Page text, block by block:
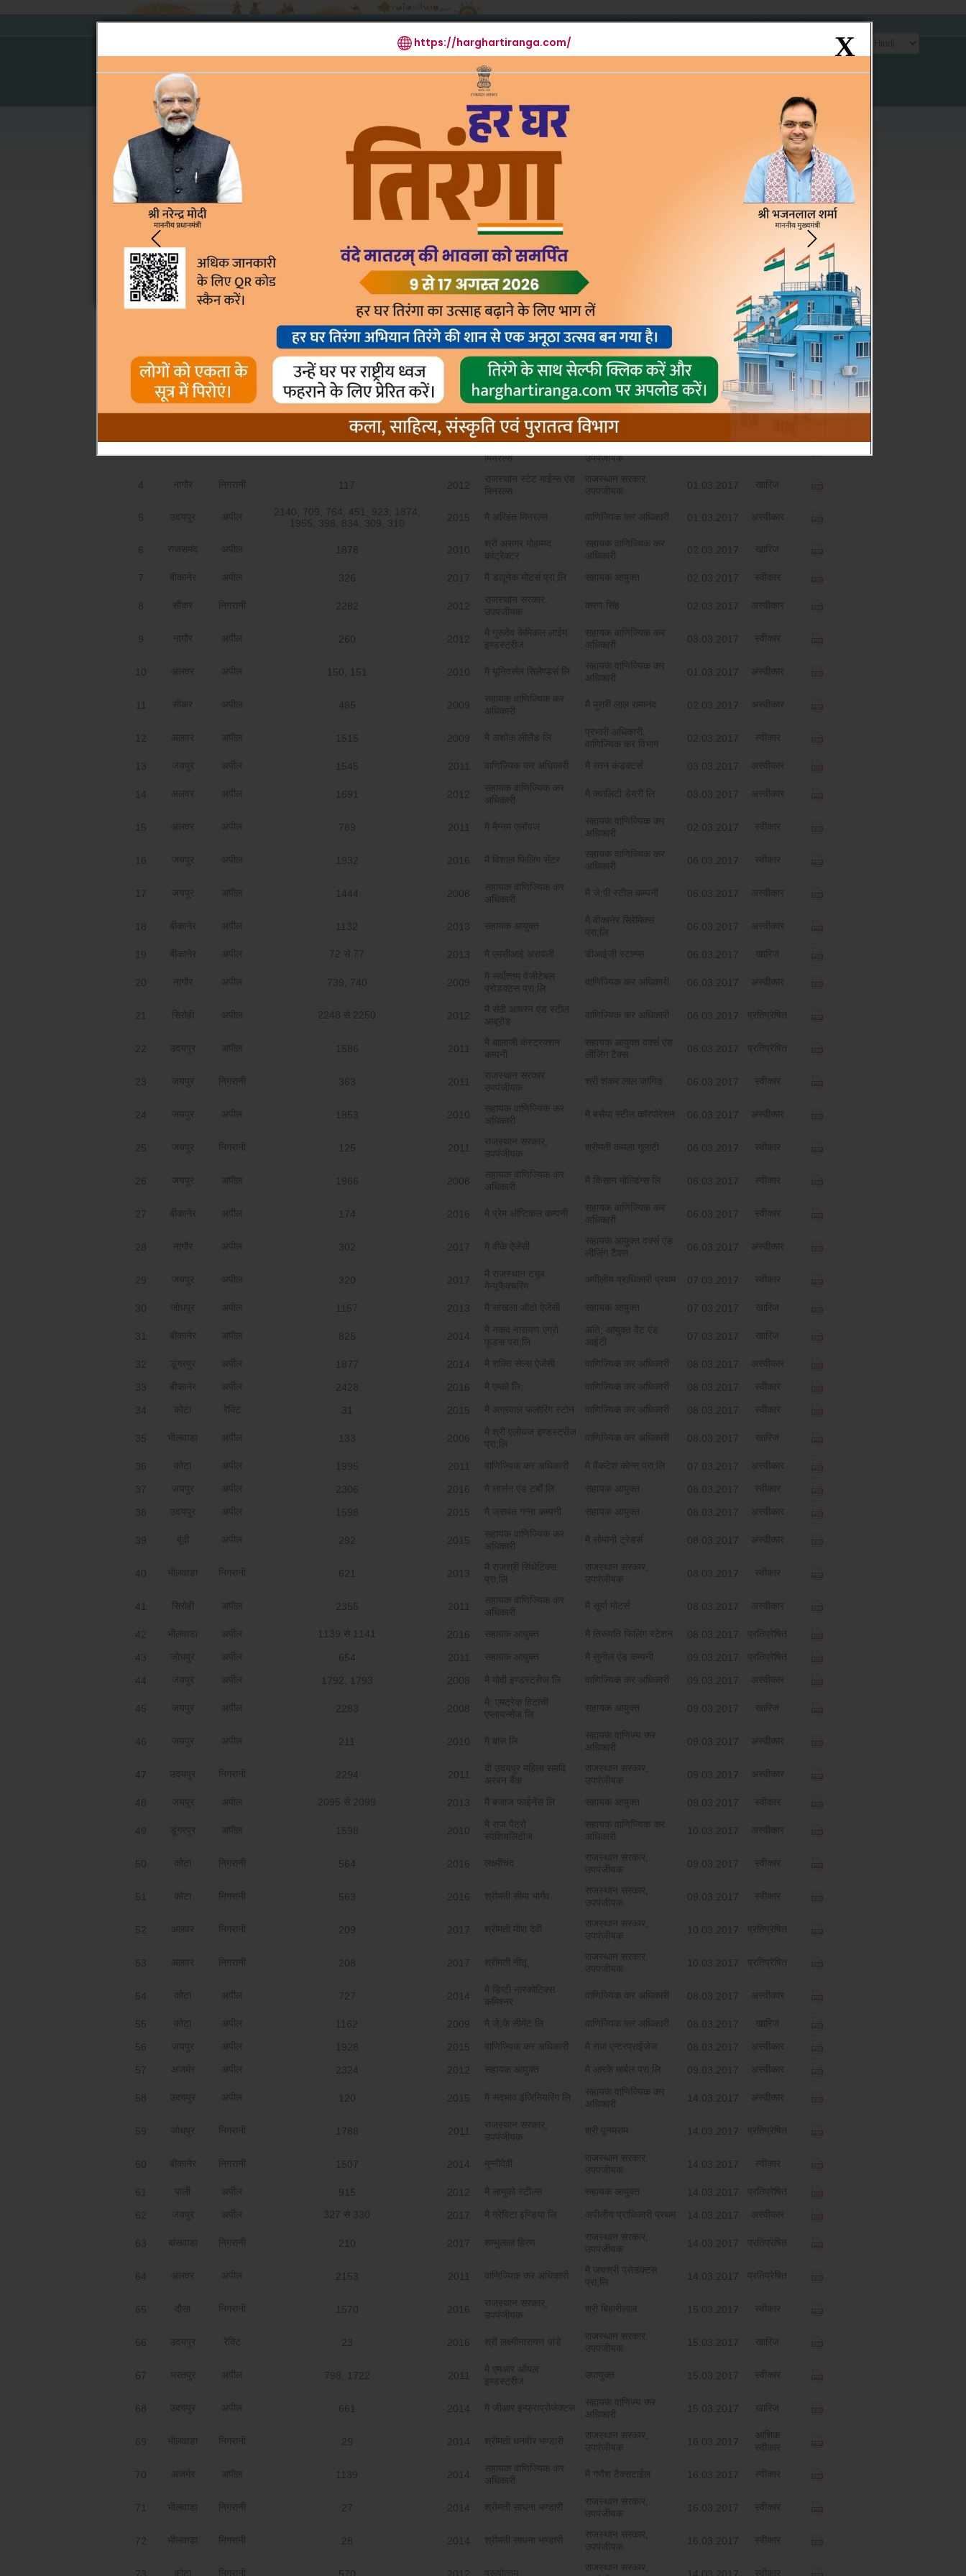
मुखपृष्ठ आर.टी.आई. साइटमैप एफ.ए.क्यू. प्रतिपुष्टि संपर्क
About Board
Judgments Operation
Annual Report Acts/Rules Directory
Home› Pre-Judgments›
क्र.सं जिला
वाद का
प्रकार
अपील सं. वर्ष अपीलार्थी प्रत्यार्थी
निर्णय
दिनांक
निर्णय डाउनलोड
1 अजमेर अपील 1515 2015 मै एस;एस मार्बल्‍स सप्‍लायर्स उपायुक्‍त 01.03.2017 खारिज
1516 2015 मै एस;एस मार्बल्‍स सप्‍लायर्स उपायुक्‍त
राजस्‍थान स्‍टेट माईन्‍स एंड
मिनरल्‍स
राजस्‍थान सरकार,
उपपंजीयक
4 नागौर निगरानी 117 2012
राजस्‍थान स्‍टेट माईन्‍स एंड
मिनरल्‍स
राजस्‍थान सरकार,
उपपंजीयक
01.03.2017 खारिज
5 उदयपुर अपील
2140, 709, 764, 451, 923, 1874,
1955, 398, 834, 309, 310
2015 मै अरिहंत मिनरल्‍स वाणिज्यिक कर अधिकारी 01.03.2017 अस्वीकार
6 राजसमंद अपील 1878 2010
श्री असगर मोहम्‍मद
कांट्रेक्‍टर
सहायक वाणिज्यिक कर
अधिकारी
02.03.2017 खारिज
7 बीकानेर अपील 326 2017 मै डद्यूनेक मोटर्स प्रा;लि सहायक आयुक्‍त 02.03.2017 स्‍वीकार
8 सीकर निगरानी 2282 2012
राजस्‍थान सरकार,
उपपंजीयक
करण सिंह 02.03.2017 अस्‍वीकार
9 नागौर अपील 260 2012
मै गुरूदेव केमिकल लाईम
इण्‍डस्‍ट्रीज
सहायक वाणिज्यिक कर
अधिकारी
03.03.2017 स्‍वीकार
10 अलवर अपील 150, 151 2010 मै यूनिवर्सल सिलेण्‍डर्स लि
सहायक वाणिज्यिक कर
अधिकारी
01.03.2017 अस्‍वीकार
सीकर अपील 485 2009
सहायक वाणिज्यिक कर
अधिकारी
मै मुरारी लाल रामानंद 02.03.2017 अस्‍वीकार
12 अलवर अपील 1515 2009 मै अशोक लीलैंड लि
प्रभारी अधिकारी,
वाणिज्यिक कर विभाग
02.03.2017 स्‍वीकार
13 जयपुर अपील 1545 2011 वाणिज्यिक कर अधिकारी मै रतन कंडक्‍टर्स 03.03.2017 अस्‍वीकार
14 अलवर अपील 1691 2012
सहायक वाणिज्यिक कर
अधिकारी
मै क्‍वालिटी डेयरी लि 03.03.2017 अस्‍वीकार
15 अलवर अपील 789 2011 मै मैग्‍नम एलॉयज
सहायक वाणिज्यिक कर
अधिकारी
02.03.2017 स्‍वीकार
16 जयपुर अपील 1932 2016 मै विशाल फिलिंग सेंटर
सहायक वाणिज्यिक कर
अधिकारी
06.03.2017 स्‍वीकार
17 जयपुर अपील 1444 2008
सहायक वाणिज्यिक कर
अधिकारी
मै जे;पी स्‍टील कम्‍पनी 06.03.2017 अस्‍वीकार
18 बीकानेर अपील 1132 2013 सहायक आयुक्‍त
मै बीकानेर सिरेमिक्‍स
प्रा;लि
06.03.2017 अस्‍वीकार
19 बीकानेर अपील 72 से 77 2013 मै एमसीआई अरावली डीआईजी स्‍टाम्‍प्‍स 06.03.2017 खारिज
20 नागौर अपील 739, 740 2009
मै सर्वोत्‍तम वेजीटेबल
प्रोडक्‍टस प्रा;लि
वाणिज्यिक कर अधिकारी 06.03.2017 अस्‍वीकार
21 सिरोही अपील 2248 से 2250 2012
मै सेठी आयरन एंड स्‍टील
आबूरोड
वाणिज्यिक कर अधिकारी 06.03.2017 प्रतिप्रेषित
22 उदयपुर अपील 1586 2011
मै बालाजी कंस्‍ट्रक्‍शन
कम्‍पनी
सहायक आयुक्‍त वर्क्‍स एंड
लीजिंग टैक्‍स
06.03.2017 प्रतिप्रेषित
23 जयपुर निगरानी 363 2011
राजस्‍थान सरकार
उपपंजीयक
श्री शंकर लाल जांगिड 06.03.2017 स्‍वीकार
24 जयपुर अपील 1853 2010
सहायक वाणिज्यिक कर
अधिकारी
मै बसैया स्‍टील कॉरपोरेशन 06.03.2017 अस्‍वीकार
25 जयपुर निगरानी 125 2011
राजस्‍थान सरकार,
उपपंजीयक
श्रीमती कमला गुलाटी 06.03.2017 स्‍वीकार
26 जयपुर अपील 1966 2008
सहायक वाणिज्यिक कर
अधिकारी
मै किसान मोल्डिंग्‍स लि 06.03.2017 स्‍वीकार
27 बीकानेर अपील 174 2016 मै प्रेम ऑप्टिकल कम्‍पनी
सहायक वाणिज्यिक कर
अधिकारी
06.03.2017 स्‍वीकार
28 नागौर अपील 302 2017 मै वीके ऐजेंसी
सहायक आयुक्‍त वर्क्‍स एंड
लीजिंग टैक्‍स
06.03.2017 अस्‍वीकार
29 जयपुर अपील 320 2017
मै राजस्‍थान टयूब
मैन्‍यूफैक्‍चरिंग
अपीलीय प्राधिकारी प्रथम 07.03.2017 स्‍वीकार
30 जोधपुर अपील 1157 2013 मै सांखला ऑटो ऐजेंसी सहायक आयुक्‍त 07.03.2017 खारिज
31 बीकानेर अपील 825 2014
मै नकद नारायण एग्रो
फूडस प्रा;लि
अति; आयुक्‍त वैट एंड
आईटी
07.03.2017 खारिज
32 डूंगरपुर अपील 1877 2014 मै शक्ति सेल्‍स ऐजेंसी वाणिज्यिक कर अधिकारी 08.03.2017 अस्‍वीकार
33 बीकानेर अपील 2428 2016 मै एम्‍को लि; वाणि‍ज्यिक कर अधिकारी 08.03.2017 स्‍वीकार
34 कोटा रेक्टि 31 2015 मै अग्रवाल फलोरिंग स्‍टोन वाणि‍ज्यिक कर अधिकारी 08.03.2017 स्‍वीकार
35 भीलवाडा अपील 133 2006
मै श्री एलोयज इण्‍डस्‍ट्रीज
प्रा;लि
वाणिज्यिक कर अधिकारी 08.03.2017 खारिज
36 कोटा अपील 1995 2011 वाणिज्यिक कर अधिकारी मै वैंकटेश कोन्‍स प्रा;लि 07.03.2017 अस्‍वीकार
37 जयपुर अपील 2306 2016 मै लार्सन एंड टर्बों लि सहायक आयुक्‍त 08.03.2017 स्‍वीकार
38 उदयपुर अपील 1598 2015 मै जसवंत गन्‍ना कम्‍पनी सहायक आयुक्‍त 08.03.2017 अस्‍वीकार
39 बूंदी अपील 292 2015
सहायक वाणिज्यिक कर
अधिकारी
मै सोमानी ट्रेडर्स 08.03.2017 अस्‍वीकार
40 भीलवाडा निगरानी 621 2013
मै राजश्री सिंथेटिक्‍स
प्रा;लि
राजस्‍थान सरकार,
उपपंजीयक
08.03.2017 स्‍वीकार
41 सिरोही अपील 2355 2011
सहायक वाणिज्यिक कर
अधिकारी
मै सूर्या मोटर्स 08.03.2017 अस्‍वीकार
42 भीलवाडा अपील 1139 से 1141 2016 सहायक आयुक्‍त मै तिरूपति फिलिंग स्‍टेशन 08.03.2017 प्रतिप्रेषित
43 जोधपुर अपील 654 2011 सहायक आयुक्‍त मै सुनील एंड कम्‍पनी 09.03.2017 प्रतिप्रेषित
44 जयपुर अपील 1792, 1793 2008 मै मोदी इण्‍डस्‍ट्रीज लि वाणिज्यिक कर अधिकारी 09.03.2017 अस्‍वीकार
45 जयपुर अपील 2283 2008
मै; एमट्रेक हिटाची
एप्‍लायन्‍सेज लि
सहायक आयुक्‍त 09.03.2017 खारिज
46 जयपुर अपील 211 2010 मै बास लि
सहायक वाणिज्‍य कर
अधिकारी
09.03.2017 अस्‍वीकार
47 उदयपुर निगरानी 2294 2011
दी उदयपुर महिला सम़दि
अरबन बैंक
राजस्‍थान सरकार,
उपपंजीयक
09.03.2017 अस्‍वीकार
48 जयपुर अपील 2095 से 2099 2013 मै बजाज फाईनेंस लि सहायक आयुक्‍त 09.03.2017 स्‍वीकार
49 डूंगरपुर अपील 1598 2010
मै राज पैट्रो
स्‍पेशियलिटीज
सहायक वाणिज्यिक कर
अधिकारी
10.03.2017 अस्‍वीकार
50 कोटा निगरानी 564 2016 लक्ष्‍मीचंद
राजस्‍थान सरकार,
उपपंजीयक
09.03.2017 स्‍वीकार
51 कोटा निगरानी 563 2016 श्रीमती सीमा भार्गव
राजस्‍थान सरकार,
उपपंजीयक
09.03.2017 स्‍वीकार
52 अलवर निगरानी 209 2017 श्रीमती मीरा देवी
राजस्‍थान सरकार,
उपपंजीयक
10.03.2017 प्रतिप्रेषित
53 अलवर निगरानी 208 2017 श्रीमती नीतू
राजस्‍थान सरकार,
उपपंजीयक
10.03.2017 प्रतिप्रेषित
54 कोटा अपील 727 2014
मै डिप्‍टी नारकोटिक्‍स
कमिश्‍नर
वाणिज्यिक कर अधिकारी 08.03.2017 अस्‍वीकार
55 कोटा अपील 1162 2009 मै जे;के सीमेंट लि वाणिज्यिक कर अधिकारी 08.03.2017 खारिज
56 जयपुर अपील 1928 2015 वाणिज्यिक कर अधिकारी मै राज एन्‍टरप्राईजेज 08.03.2017 अस्‍वीकार
57 अजमेर अपील 2324 2012 सहायक आयुक्‍त मै आरके मार्बल प्रा;लि 09.03.2017 अस्‍वीकार
58 उदयपुर अपील 120 2015 मै सदभाव इंजिनियरिंग लि
सहायक वाणिज्यिक कर
अधिकारी
14.03.2017 अस्‍वीकार
59 जोधपुर निगरानी 1788 2011
राजस्‍थान सरकार,
उपपंजीयक
श्री पूनमराम 14.03.2017 प्रतिप्रेषित
60 बीकानेर निगरानी 1507 2014 मुन्‍नीदेवी
राजस्‍थान सरकार,
उपपंजीयक
14.03.2017 स्‍वीकार
61 पाली अपील 915 2012 मै लामुको स्‍टील्‍स सहायक आयुक्‍त 14.03.2017 प्रतिप्रेषित
62 जयपुर अपील 327 से 330 2017 मै ग्रेविटा इण्डिया लि अपीलीय प्राधिकारी प्रथम 14.03.2017 अस्‍वीकार
63 बांसवाडा निगरानी 210 2017 शम्‍भुलाल हिरण
राजस्‍थान सरकार,
उपपंजीयक
14.03.2017 प्रतिप्रेषित
64 अलवर अपील 2153 2011 वाणिज्यिक कर अधिकारी
मै जयश्री प्रोडक्‍टस
प्रा;लि
14.03.2017 प्रतिप्रेषित
65 दौसा निगरानी 1570 2016
राजस्‍थान सरकार,
उपपंजीयक
श्री बिहारीलाल 15.03.2017 स्‍वीकार
66 उदयपुर रेक्टि 23 2016 श्री लक्ष्‍मीनारायण पांडे
राजस्‍थान सरकार,
उपपंजीयक
15.03.2017 खारिज
67 भरतपुर अपील 798, 1722 2011
मै एमआर ऑयल
इण्‍डस्‍ट्रीज
उपायुक्‍त 15.03.2017 स्‍वीकार
68 उदयपुर अपील 661 2014 मै जीआर इन्‍फ्राप्रोजेक्‍टस
सहायक वाणिज्‍य कर
अधिकारी
15.03.2017 खारिज
69 भीलवाडा निगरानी 29 2014 श्रीमती धनवीर भण्‍डारी
राजस्‍थान सरकार,
उपपंजीयक
16.03.2017
आंशिक
स्‍वीकार
70 अजमेर अपील 1139 2014
सहायक वाणिज्यिक कर
अधिकारी
मै गणैश टैक्‍सटाईल 16.03.2017 स्‍वीकार
71 भीलवाडा निगरानी 27 2014 श्रीमती साधना भण्‍डारी
राजस्‍थान सरकार,
उपपंजीयक
16.03.2017 स्‍वीकार
72 भीलवाडा निगरानी 28 2014 श्रीमती साधना भण्‍डारी
राजस्‍थान सरकार,
उपपंजीयक
16.03.2017 स्‍वीकार
कोटा निगरानी पुरूषोत्‍तम
राजस्‍थान सरकार,
स्‍वीकार
X